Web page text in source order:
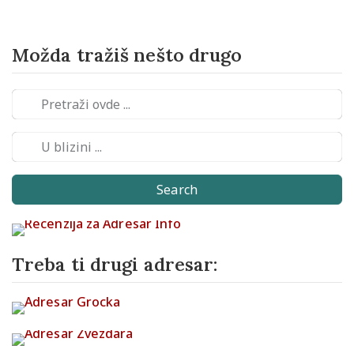
Možda tražiš nešto drugo
Search
Treba ti drugi adresar: